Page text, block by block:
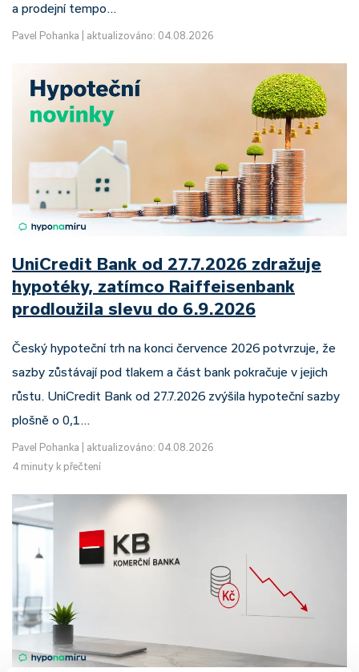
a prodejní tempo…
Pavel Pohanka aktualizováno: 04.08.2026
UniCredit Bank od 27.7.2026 zdražuje
hypotéky, zatímco Raiffeisenbank
prodloužila slevu do 6.9.2026
Český hypoteční trh na konci července 2026 potvrzuje, že
sazby zůstávají pod tlakem a část bank pokračuje v jejich
růstu. UniCredit Bank od 27.7.2026 zvýšila hypoteční sazby
plošně o 0,1…
Pavel Pohanka
aktualizováno: 04.08.2026
4 minuty k přečtení